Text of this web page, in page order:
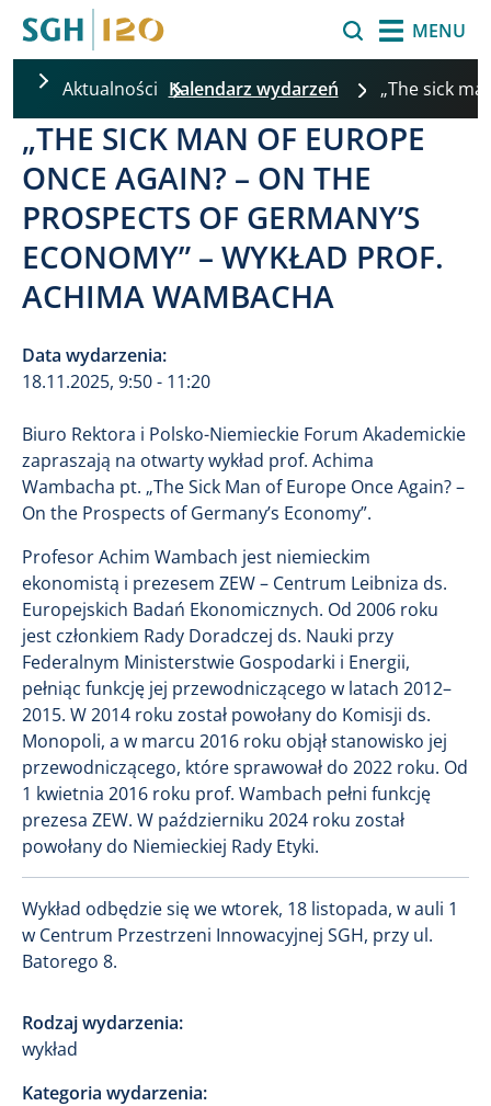
MENU
Aktualności Kalendarz wydarzeń „The sick
„THE SICK MAN OF EUROPE
ONCE AGAIN? – ON THE
PROSPECTS OF GERMANY’S
ECONOMY” – WYKŁAD PROF.
ACHIMA WAMBACHA
Data wydarzenia:
18.11.2025, 9:50 - 11:20
Biuro Rektora i Polsko-Niemieckie Forum Akademickie
zapraszają na otwarty wykład prof. Achima
Wambacha pt. „The Sick Man of Europe Once Again? –
On the Prospects of Germany’s Economy”.
Profesor Achim Wambach jest niemieckim
ekonomistą i prezesem ZEW – Centrum Leibniza ds.
Europejskich Badań Ekonomicznych. Od 2006 roku
jest członkiem Rady Doradczej ds. Nauki przy
Federalnym Ministerstwie Gospodarki i Energii,
pełniąc funkcję jej przewodniczącego w latach 2012–
2015. W 2014 roku został powołany do Komisji ds.
Monopoli, a w marcu 2016 roku objął stanowisko jej
przewodniczącego, które sprawował do 2022 roku. Od
1 kwietnia 2016 roku prof. Wambach pełni funkcję
prezesa ZEW. W październiku 2024 roku został
powołany do Niemieckiej Rady Etyki.
Wykład odbędzie się we wtorek, 18 listopada, w auli 1
w Centrum Przestrzeni Innowacyjnej SGH, przy ul.
Batorego 8.
Rodzaj wydarzenia:
wykład
Kategoria wydarzenia: